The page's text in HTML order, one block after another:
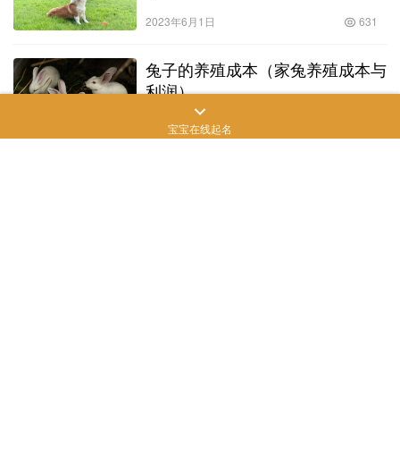
2023年6月1日 631
兔子的养殖成本（家兔养殖成本与
利润）
2022年6月3日
宝宝在线起名